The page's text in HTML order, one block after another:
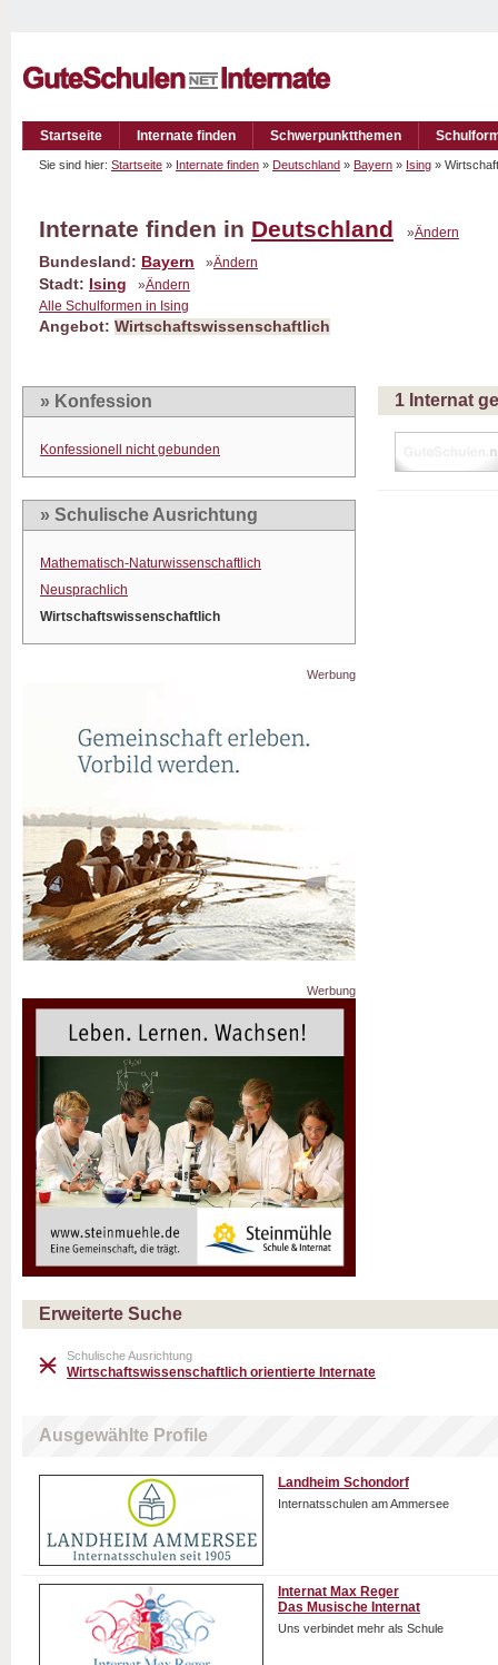
Startseite Internate finden Schwerpunktthemen
Sie sind hier: Startseite » Internate finden » Deutschland » Bayern » Ising »
Internate finden in Deutschland »Ändern
Bundesland: Bayern »Ändern
Stadt: Ising »Ändern
Alle Schulformen in Ising
Angebot: Wirtschaftswissenschaftlich
» Konfession
Konfessionell nicht gebunden
» Schulische Ausrichtung
Mathematisch-Naturwissenschaftlich
Neusprachlich
Wirtschaftswissenschaftlich
Werbung
Werbung
1 Internat
Erweiterte Suche
Schulische Ausrichtung
Wirtschaftswissenschaftlich orientierte Internate
Ausgewählte Profile
Landheim Schondorf
Internatsschulen am Ammersee
Internat Max Reger
Das Musische Internat
Uns verbindet mehr als Schule